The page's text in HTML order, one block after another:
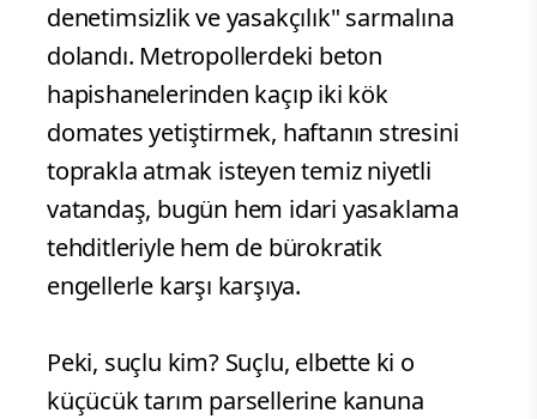
denetimsizlik ve yasakçılık" sarmalına
dolandı. Metropollerdeki beton
hapishanelerinden kaçıp iki kök
domates yetiştirmek, haftanın stresini
toprakla atmak isteyen temiz niyetli
vatandaş, bugün hem idari yasaklama
tehditleriyle hem de bürokratik
engellerle karşı karşıya.
Peki, suçlu kim? Suçlu, elbette ki o
küçücük tarım parsellerine kanuna